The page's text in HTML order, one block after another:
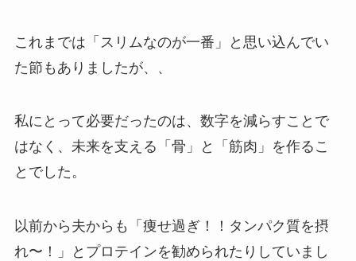
これまでは「スリムなのが一番」と思い込んでい
た節もありましたが、、
私にとって必要だったのは、数字を減らすことで
はなく、未来を支える「骨」と「筋肉」を作るこ
とでした。
以前から夫からも「痩せ過ぎ！！タンパク質を摂
れ〜！」とプロテインを勧められたりしていまし